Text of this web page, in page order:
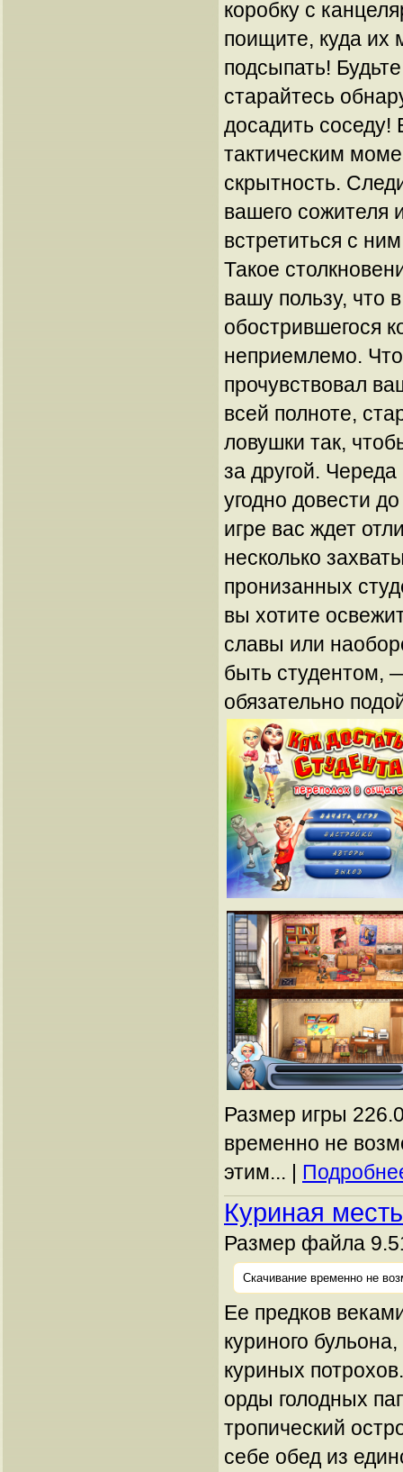
коробку с
поищите, куда их
подсыпать!
старайтесь
досадить
тактическим
скрытность.
вашего сожителя
встретиться с
Такое
вашу пользу, что
обострившегося
неприемлемо.
прочувствовал
всей полноте,
ловушки так,
за другой. Череда
угодно довести
игре вас ждет
несколько
пронизанных
вы хотите
славы или
быть студентом,
обязательно
Размер игры
временно не
этим... |
Куриная
Размер файла
Скачивание временно не
Ее предков
куриного
куриных
орды голодных
тропический
себе обед из